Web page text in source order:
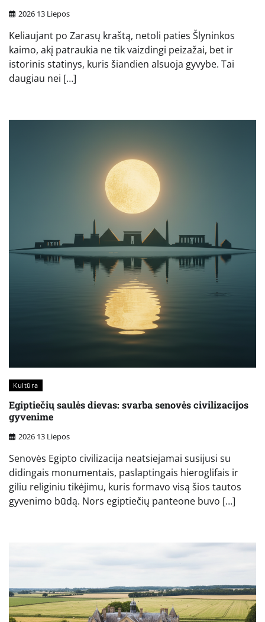
2026 13 Liepos
Keliaujant po Zarasų kraštą, netoli paties Šlyninkos
kaimo, akį patraukia ne tik vaizdingi peizažai, bet ir
istorinis statinys, kuris šiandien alsuoja gyvybe. Tai
daugiau nei […]
Kultūra
Egiptiečių saulės dievas: svarba senovės civilizacijos
gyvenime
2026 13 Liepos
Senovės Egipto civilizacija neatsiejamai susijusi su
didingais monumentais, paslaptingais hieroglifais ir
giliu religiniu tikėjimu, kuris formavo visą šios tautos
gyvenimo būdą. Nors egiptiečių panteone buvo […]